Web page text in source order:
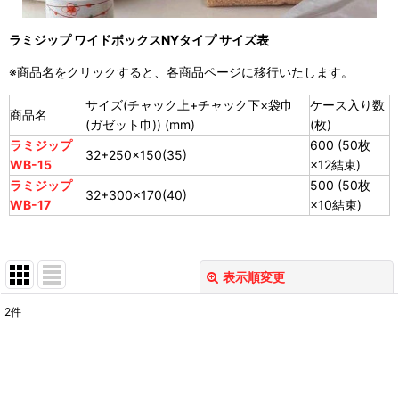
ラミジップ ワイドボックスNYタイプ サイズ表
※商品名をクリックすると、各商品ページに移行いたします。
商品名
サイズ(チャック上+チャック下×袋巾
(ガゼット巾)) (mm)
ケース入り数
(枚)
ラミジップ
WB-15
32+250×150(35)
600 (50枚
×12結束)
ラミジップ
WB-17
32+300×170(40)
500 (50枚
×10結束)
表示順変更
2件